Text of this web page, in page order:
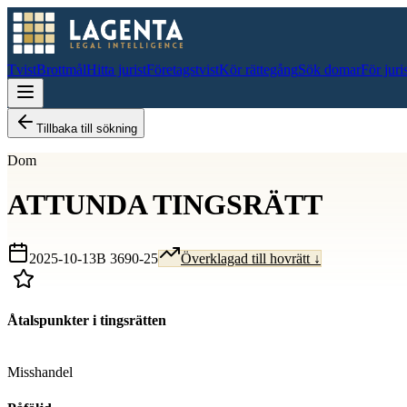
TvistBrottmålHitta juristFöretagstvistKör rättegångSök domarFör
Tillbaka till sökning
Dom
ATTUNDA TINGSRÄTT
2025-10-13B 3690-25 Överklagad till hovrätt ↓
Åtalspunkter i tingsrätten
Misshandel